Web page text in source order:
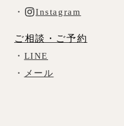
・
Instagram
ご相談・ご予約
・ LINE
・
メール